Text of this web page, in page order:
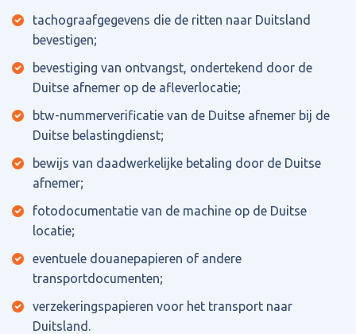
tachograafgegevens die de ritten naar Duitsland
bevestigen;
bevestiging van ontvangst, ondertekend door de
Duitse afnemer op de afleverlocatie;
btw-nummerverificatie van de Duitse afnemer bij de
Duitse belastingdienst;
bewijs van daadwerkelijke betaling door de Duitse
afnemer;
fotodocumentatie van de machine op de Duitse
locatie;
eventuele douanepapieren of andere
transportdocumenten;
verzekeringspapieren voor het transport naar
Duitsland.